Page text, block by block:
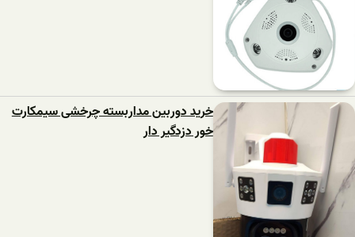
خرید دوربین مداربسته چرخشی سیمکارت
خور دزدگیر دار